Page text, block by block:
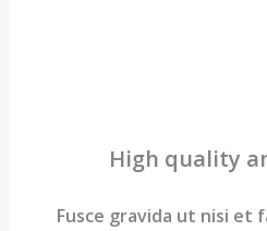
High
Fusce gravida ut